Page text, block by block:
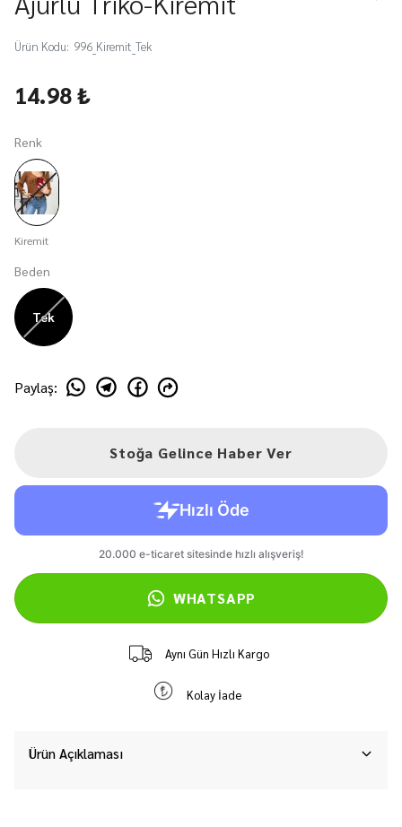
Ürün Kodu: 996_Kiremit_Tek
14.98 ₺
Renk
Kiremit
Beden
Tek
Paylaş:
Stoğa Gelince Haber Ver
WHATSAPP
Aynı Gün Hızlı Kargo
Kolay İade
Ürün Açıklaması